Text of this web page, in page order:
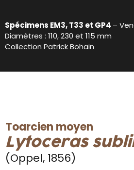
Spécimens EM3, T33 et GP4 –
Diamètres : 110, 230 et 115 mm
Collection Patrick Bohain
Toarcien moyen
Lytoceras
(Oppel, 1856)